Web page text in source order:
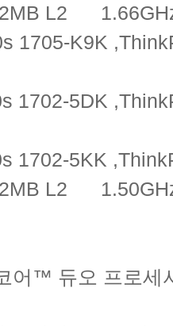
L2
1705-K9K
5DK
5KK
L2
어™ 듀오 프로세